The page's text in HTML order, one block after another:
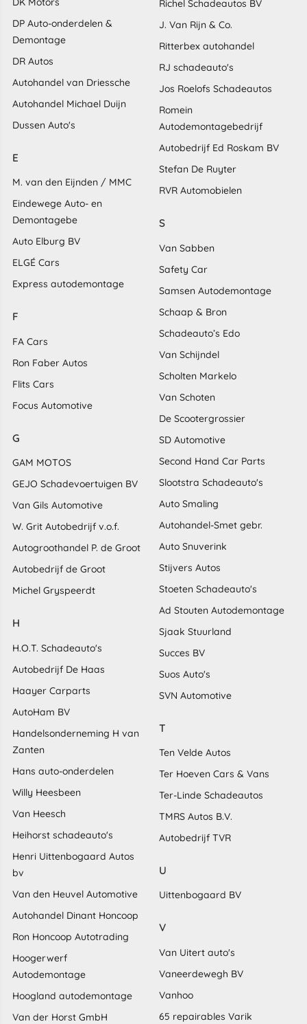
DP Auto-onderdelen &
Demontage
DR Autos
Autohandel van Driessche
Autohandel Michael Duijn
Dussen Auto's
E
M. van den Eijnden / MMC
Eindewege Auto- en
Demontagebe
Auto Elburg BV
ELGÉ Cars
Express autodemontage
F
FA Cars
Ron Faber Autos
Flits Cars
Focus Automotive
G
GAM MOTOS
GEJO Schadevoertuigen BV
Van Gils Automotive
W. Grit Autobedrijf v.o.f.
Autogroothandel P. de Groot
Autobedrijf de Groot
Michel Gryspeerdt
H
H.O.T. Schadeauto's
Autobedrijf De Haas
Haayer Carparts
AutoHam BV
Handelsonderneming H van
Zanten
Hans auto-onderdelen
Willy Heesbeen
Van Heesch
Heihorst schadeauto's
Henri Uittenbogaard Autos
bv
Van den Heuvel Automotive
Autohandel Dinant Honcoop
Ron Honcoop Autotrading
Hoogerwerf
Autodemontage
Hoogland autodemontage
Van der Horst GmbH
Richel Schadeautos BV
J. Van Rijn & Co.
Ritterbex autohandel
RJ schadeauto's
Jos Roelofs Schadeautos
Romein
Autodemontagebedrijf
Autobedrijf Ed Roskam BV
Stefan De Ruyter
RVR Automobielen
S
Van Sabben
Safety Car
Samsen Autodemontage
Schaap & Bron
Schadeauto’s Edo
Van Schijndel
Scholten Markelo
Van Schoten
De Scootergrossier
SD Automotive
Second Hand Car Parts
Slootstra Schadeauto's
Auto Smaling
Autohandel-Smet gebr.
Auto Snuverink
Stijvers Autos
Stoeten Schadeauto's
Ad Stouten Autodemontage
Sjaak Stuurland
Succes BV
Suos Auto's
SVN Automotive
T
Ten Velde Autos
Ter Hoeven Cars & Vans
Ter-Linde Schadeautos
TMRS Autos B.V.
Autobedrijf TVR
U
Uittenbogaard BV
V
Van Uitert auto's
Vaneerdewegh BV
Vanhoo
65 repairables Varik